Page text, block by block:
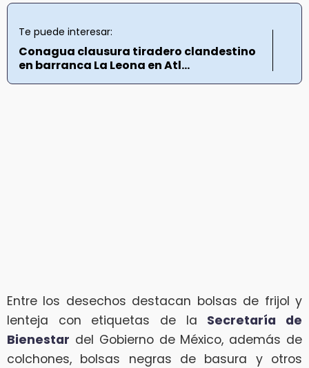
Te puede interesar:
Conagua clausura tiradero clandestino
en barranca La Leona en Atl...
Entre los desechos destacan bolsas de frijol y
lenteja con etiquetas de la Secretaría de
Bienestar del Gobierno de México, además de
colchones, bolsas negras de basura y otros